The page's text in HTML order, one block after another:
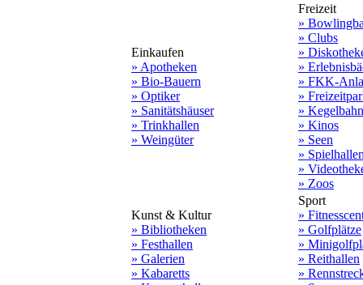
Einkaufen
» Apotheken
» Bio-Bauern
» Optiker
» Sanitätshäuser
» Trinkhallen
» Weingüter
Freizeit
»
» Clubs
»
»
» FKK-
»
»
» Kinos
» Seen
»
»
» Zoos
Kunst & Kultur
» Bibliotheken
» Festhallen
» Galerien
» Kabaretts
Sport
»
» Golfplätze
»
» Reithallen
»